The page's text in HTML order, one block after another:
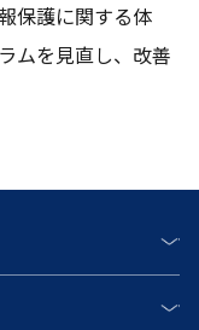
保護に関する体
ムを見直し、改善